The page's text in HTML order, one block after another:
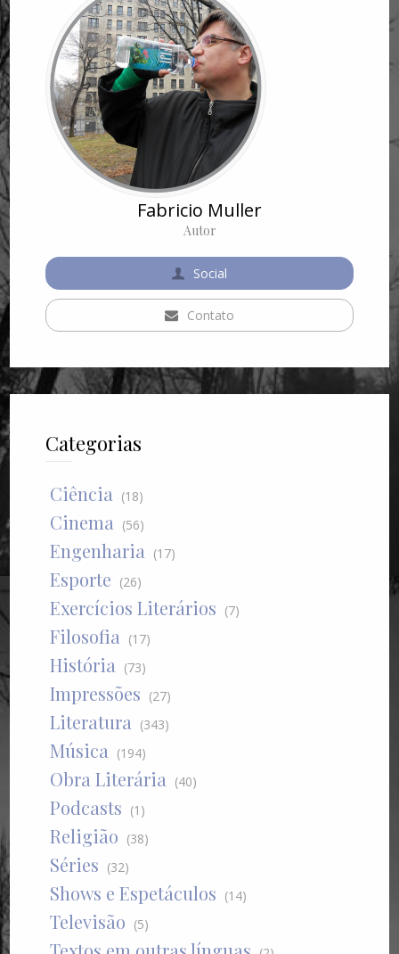
Fabricio Muller
Autor
Social
Contato
Categorias
Ciência (18)
Cinema (56)
Engenharia (17)
Esporte (26)
Exercícios Literários (7)
Filosofia (17)
História (73)
Impressões (27)
Literatura (343)
Música (194)
Obra Literária (40)
Podcasts (1)
Religião (38)
Séries (32)
Shows e Espetáculos (14)
Televisão (5)